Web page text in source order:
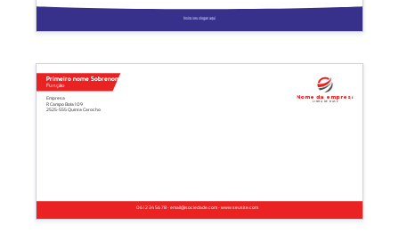
Insira seu slogan aqui
06 12 34 56 78 - email@sociedade.com - www.seusite.com
Função
Empresa
R Campo Bola 109
2525-555 Quinta Carocho
Primeiro nome Sobrenome
Nome da empresa
Linha de base